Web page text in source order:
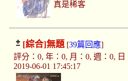
真是稀客
[綜合]無題[39篇回應]
評分：0, 年：0, 月：0, 週：0, 日
2019-06-01 17:45:17